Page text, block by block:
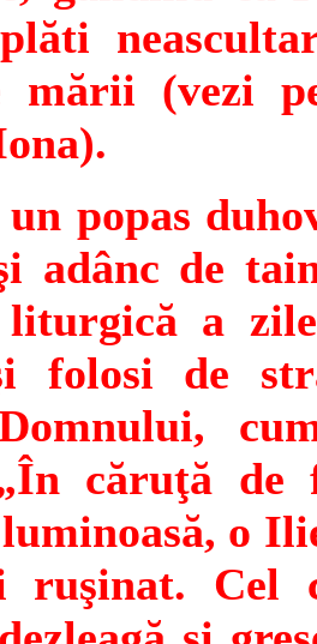
plăti
mării (vezi
popas
adânc de
liturgică a
folosi de
căruţă de
o
ruşinat. Cel